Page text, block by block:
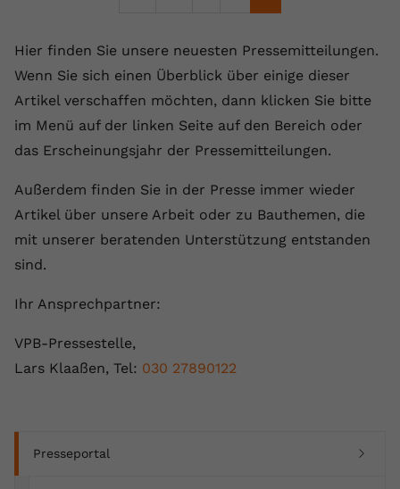
Presseportal
Hier finden Sie unsere neuesten Pressemitteilungen.
Wenn Sie sich einen Überblick über einige dieser
Artikel verschaffen möchten, dann klicken Sie bitte
im Menü auf der linken Seite auf den Bereich oder
das Erscheinungsjahr der Pressemitteilungen.
Außerdem finden Sie in der Presse immer wieder
Artikel über unsere Arbeit oder zu Bauthemen, die
mit unserer beratenden Unterstützung entstanden
sind.
Ihr Ansprechpartner:
VPB-Pressestelle,
Lars Klaaßen, Tel: 030 27890122